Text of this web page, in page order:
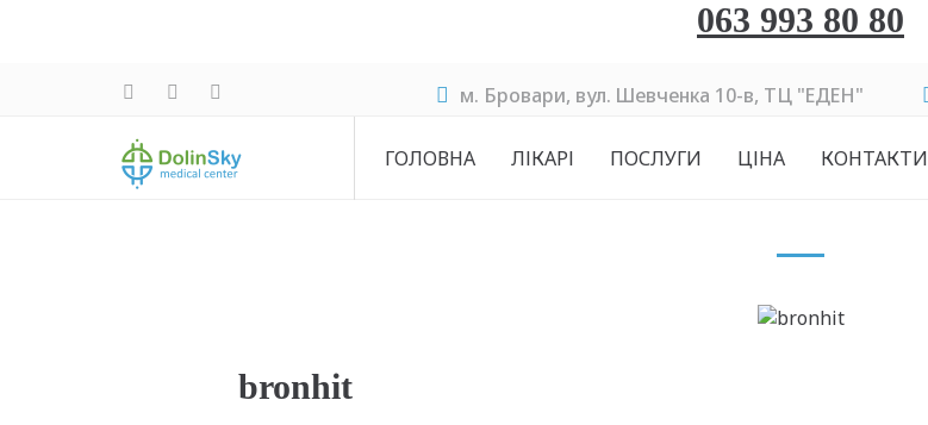
063 993 80 80
м. Бровари, вул. Шевченка 10-в, ТЦ "ЕДЕН"
ГОЛОВНА ЛІКАРІ ПОСЛУГИ ЦІНА КОНТАКТИ
bronhit